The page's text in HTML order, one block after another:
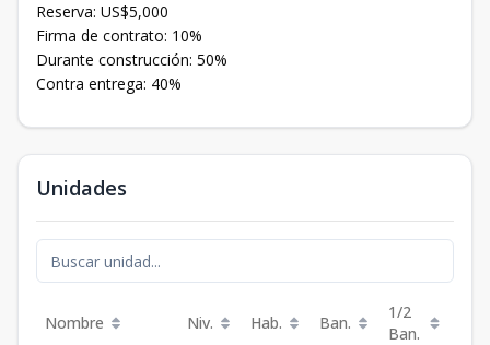
Reserva: US$5,000
Firma de contrato: 10%
Durante construcción: 50%
Contra entrega: 40%
Unidades
Nombre Niv. Hab. Ban.
1/2
Ban.